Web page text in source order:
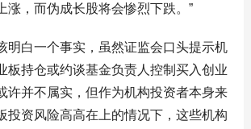
涨，而伪成长股将会惨烈下跌。”
明白一个事实，虽然证监会口头提示机
板持仓或约谈基金负责人控制买入创业
许并不属实，但作为机构投资者本身来
投资风险高高在上的情况下，这些机构